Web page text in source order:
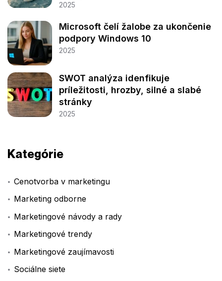
2025
Microsoft čelí žalobe za ukončenie
podpory Windows 10
2025
SWOT analýza idenfikuje
príležitosti, hrozby, silné a slabé
stránky
2025
Kategórie
Cenotvorba v marketingu
Marketing odborne
Marketingové návody a rady
Marketingové trendy
Marketingové zaujímavosti
Sociálne siete